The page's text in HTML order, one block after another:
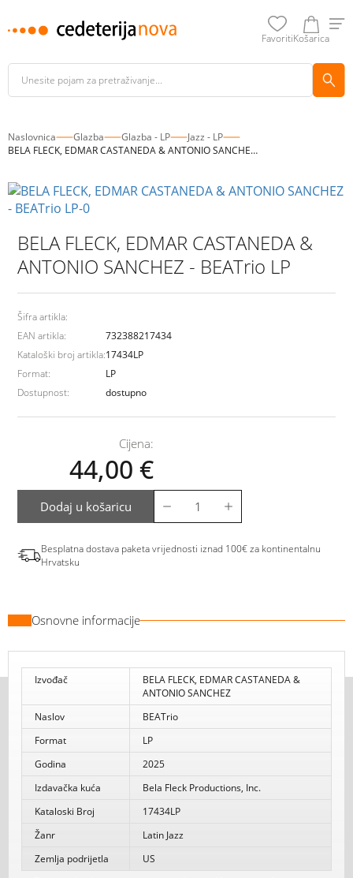
FavoritiKošarica
Naslovnica Glazba Glazba - LP
Jazz - LP
BELA FLECK, EDMAR CASTANEDA & ANTONIO SANCHEZ - BEATrio LP
BELA FLECK, EDMAR CASTANEDA &
ANTONIO SANCHEZ - BEATrio LP
Šifra artikla:
EAN artikla:
Kataloški broj artikla:
Format:
Dostupnost:
732388217434
17434LP
LP
dostupno
Cijena:
44,00 €
Dodaj u košaricu
Besplatna dostava paketa vrijednosti iznad 100€ za kontinentalnu
Hrvatsku
Osnovne informacije
Izvođač
BELA FLECK, EDMAR CASTANEDA &
ANTONIO SANCHEZ
Naslov
BEATrio
Format
LP
Godina
2025
Izdavačka kuća
Bela Fleck Productions, Inc.
Kataloski Broj
17434LP
Žanr
Latin Jazz
Zemlja podrijetla
US